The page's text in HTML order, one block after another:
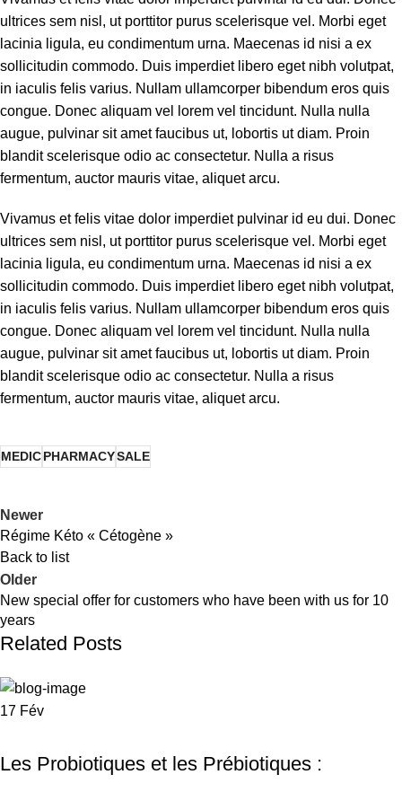
ultrices sem nisl, ut porttitor purus scelerisque vel. Morbi eget
lacinia ligula, eu condimentum urna. Maecenas id nisi a ex
sollicitudin commodo. Duis imperdiet libero eget nibh volutpat,
in iaculis felis varius. Nullam ullamcorper bibendum eros quis
congue. Donec aliquam vel lorem vel tincidunt. Nulla nulla
augue, pulvinar sit amet faucibus ut, lobortis ut diam. Proin
blandit scelerisque odio ac consectetur. Nulla a risus
fermentum, auctor mauris vitae, aliquet arcu.
Vivamus et felis vitae dolor imperdiet pulvinar id eu dui. Donec
ultrices sem nisl, ut porttitor purus scelerisque vel. Morbi eget
lacinia ligula, eu condimentum urna. Maecenas id nisi a ex
sollicitudin commodo. Duis imperdiet libero eget nibh volutpat,
in iaculis felis varius. Nullam ullamcorper bibendum eros quis
congue. Donec aliquam vel lorem vel tincidunt. Nulla nulla
augue, pulvinar sit amet faucibus ut, lobortis ut diam. Proin
blandit scelerisque odio ac consectetur. Nulla a risus
fermentum, auctor mauris vitae, aliquet arcu.
MEDICPHARMACYSALE
Newer
Régime Kéto « Cétogène »
Back to list
Older
New special offer for customers who have been with us for 10
years
Related Posts
17 Fév
Les Probiotiques et les Prébiotiques :